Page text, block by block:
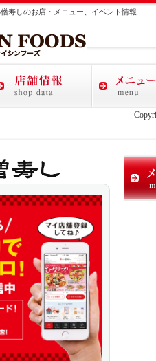
寿しのお店・メニュー、イベント情報